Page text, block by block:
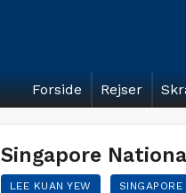
Forside Rejser
Singapore
LEE KUAN YEW